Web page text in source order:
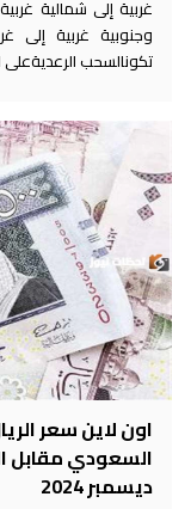
غربية إلى شمالية
وجنوبية غربية
تكونالسحب
اون لاين سعر
ديسمبر 2024